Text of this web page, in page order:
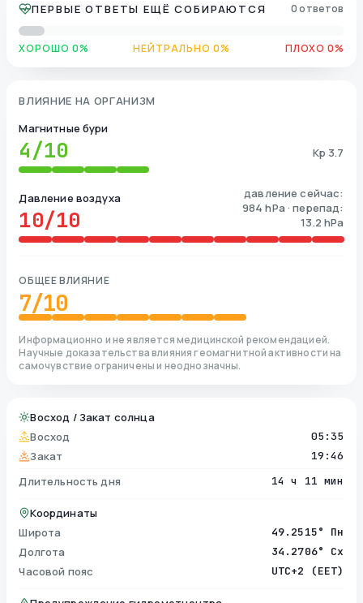
ПЕРВЫЕ ОТВЕТЫ ЕЩЁ СОБИРАЮТСЯ 0 ответов
ХОРОШО 0% НЕЙТРАЛЬНО 0% ПЛОХО 0%
ВЛИЯНИЕ НА ОРГАНИЗМ
Магнитные бури
4/10 Kp 3.7
Давление воздуха
10/10
давление сейчас:
984 hPa · перепад:
13.2 hPa
ОБЩЕЕ ВЛИЯНИЕ
7/10
Информационно и не является медицинской рекомендацией.
Научные доказательства влияния геомагнитной активности на
самочувствие ограничены и неоднозначны.
Восход / Закат солнца
Восход
05:35
Закат 19:46
Длительность дня 14 ч 11 мин
Координаты
Широта
49.2515° Пн
Долгота 34.2706° Сх
Часовой пояс UTC+2 (EET)